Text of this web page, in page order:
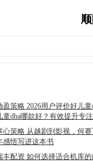
盈策略 2026用户评价好儿童
童dha哪款好？有效提升专
心策略 从越剧到影视，何
感悟写进这本书
丰配资 如何选择适合机库